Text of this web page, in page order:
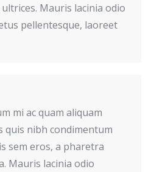
Mauris lacinia odio
pellentesque, laoreet
mi ac quam aliquam
quis nibh condimentum
sem eros, a pharetra
Mauris lacinia odio